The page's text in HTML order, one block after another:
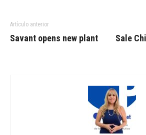
Artículo anterior
Savant opens new plant
Sale